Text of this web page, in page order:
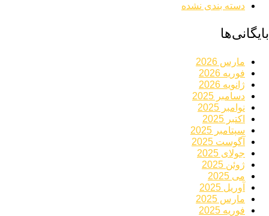
دسته بندی نشده
بایگانی‌ها
مارس 2026
فوریه 2026
ژانویه 2026
دسامبر 2025
نوامبر 2025
اکتبر 2025
سپتامبر 2025
آگوست 2025
جولای 2025
ژوئن 2025
می 2025
آوریل 2025
مارس 2025
فوریه 2025